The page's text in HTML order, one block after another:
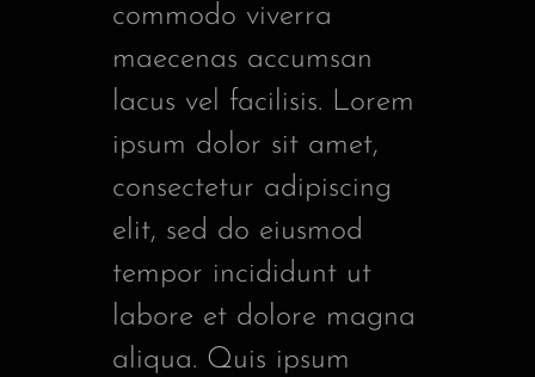
commodo viverra
maecenas accumsan
lacus vel facilisis. Lorem
ipsum dolor sit amet,
consectetur adipiscing
elit, sed do eiusmod
tempor incididunt ut
labore et dolore magna
aliqua. Quis ipsum